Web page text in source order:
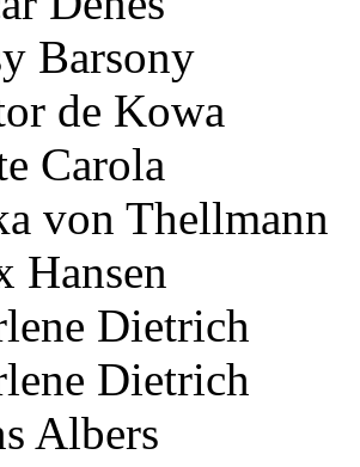
Barsony
de Kowa
Carola
von Thellmann
Hansen
Dietrich
Dietrich
Albers